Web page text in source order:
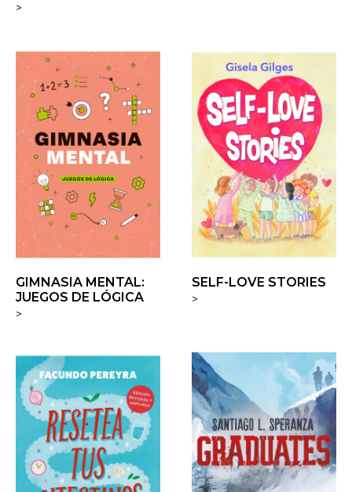
>
GIMNASIA MENTAL:
JUEGOS DE LÓGICA
>
SELF-LOVE STORIES
>